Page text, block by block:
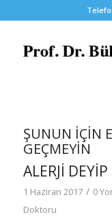
ŞUNUN IÇIN
GEÇMEYIN
ALERJI
1 Haziran 2017 / 0
Doktoru